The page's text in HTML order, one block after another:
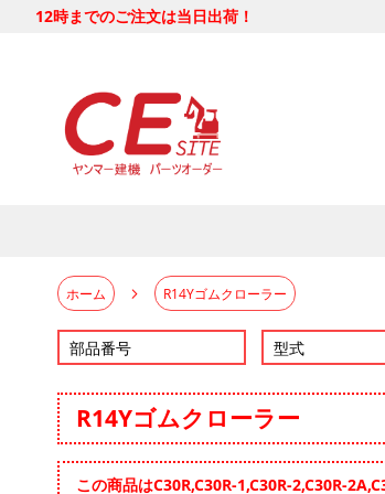
12時までのご注文は当日出荷！
ホーム R14Yゴムクローラー
R14Yゴムクローラー
この商品はC30R,C30R-1,C30R-2,C30R-